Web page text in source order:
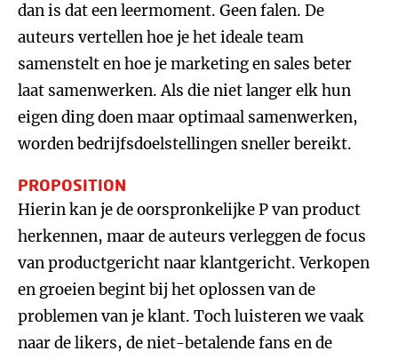
dan is dat een leermoment. Geen falen. De
auteurs vertellen hoe je het ideale team
samenstelt en hoe je marketing en sales beter
laat samenwerken. Als die niet langer elk hun
eigen ding doen maar optimaal samenwerken,
worden bedrijfsdoelstellingen sneller bereikt.
PROPOSITION
Hierin kan je de oorspronkelijke P van product
herkennen, maar de auteurs verleggen de focus
van productgericht naar klantgericht. Verkopen
en groeien begint bij het oplossen van de
problemen van je klant. Toch luisteren we vaak
naar de likers, de niet-betalende fans en de